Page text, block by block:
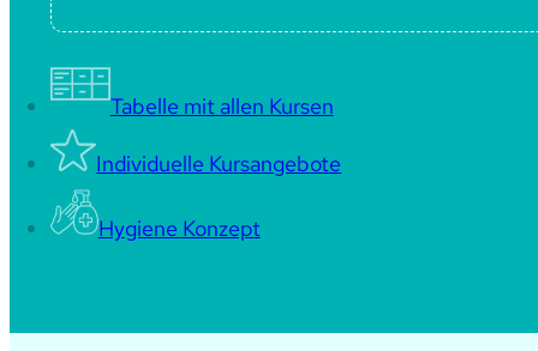
Tabelle mit allen Kursen
Individuelle Kursangebote
Hygiene Konzept